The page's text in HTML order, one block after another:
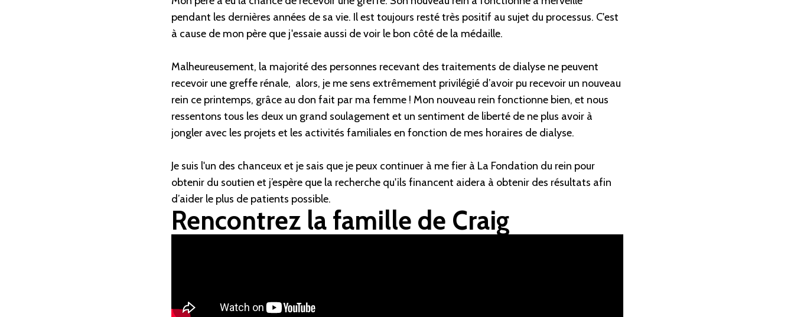
pendant les dernières années de sa vie. Il est toujours resté très positif au sujet du processus. C'est
à cause de mon père que j'essaie aussi de voir le bon côté de la médaille.
Malheureusement, la majorité des personnes recevant des traitements de dialyse ne peuvent
recevoir une greffe rénale, alors, je me sens extrêmement privilégié d’avoir pu recevoir un nouveau
rein ce printemps, grâce au don fait par ma femme ! Mon nouveau rein fonctionne bien, et nous
ressentons tous les deux un grand soulagement et un sentiment de liberté de ne plus avoir à
jongler avec les projets et les activités familiales en fonction de mes horaires de dialyse.
Je suis l'un des chanceux et je sais que je peux continuer à me fier à La Fondation du rein pour
obtenir du soutien et j’espère que la recherche qu'ils financent aidera à obtenir des résultats afin
d’aider le plus de patients possible.
Rencontrez la famille de Craig